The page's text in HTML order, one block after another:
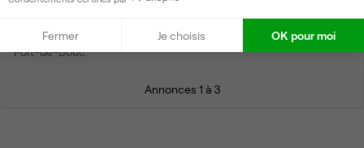
Accueil Location bureaux Port-de-Bouc
Coworking
Port-de-Bouc
Annonces 1 à 3
Fermer Je choisis OK pour moi